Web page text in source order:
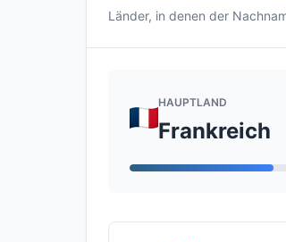
Länder, in denen der
HAUPTLAND
Frankreich